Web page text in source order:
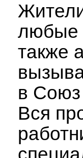
любые
также
в Союз
Вся